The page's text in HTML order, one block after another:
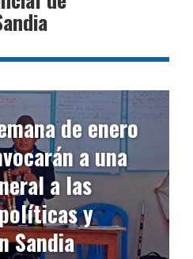
de enero
a una
a las
y
Sandia